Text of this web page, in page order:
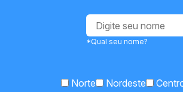
*Qual seu nome?
Norte Nordeste